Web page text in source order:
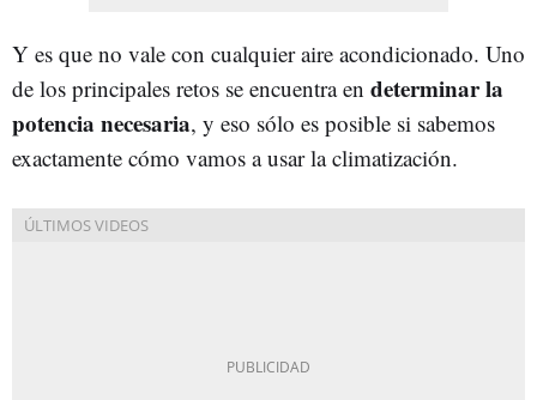
Y es que no vale con cualquier aire acondicionado. Uno
de los principales retos se encuentra en determinar la
potencia necesaria, y eso sólo es posible si sabemos
exactamente cómo vamos a usar la climatización.